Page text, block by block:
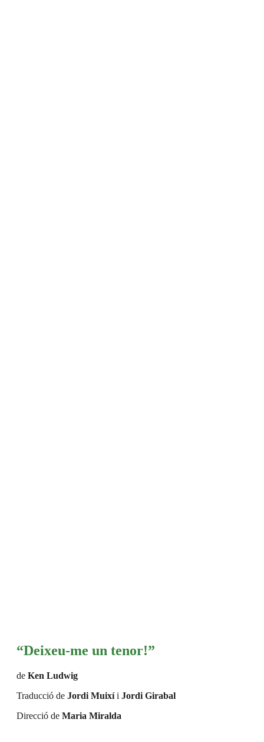
“Deixeu-me un tenor!”
de Ken Ludwig
Traducció de Jordi Muixíi Jordi Girabal
Direcció de Maria Miralda